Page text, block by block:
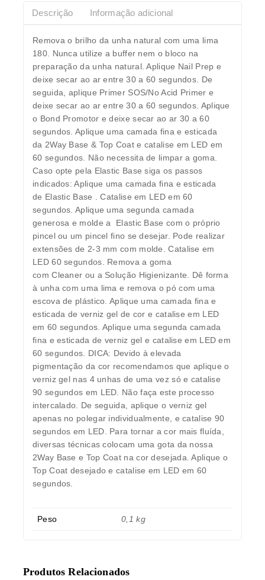
Descrição Informação adicional
Remova o brilho da unha natural com uma lima
180. Nunca utilize a buffer nem o bloco na
preparação da unha natural. Aplique Nail Prep e
deixe secar ao ar entre 30 a 60 segundos. De
seguida, aplique Primer SOS/No Acid Primer e
deixe secar ao ar entre 30 a 60 segundos. Aplique
o Bond Promotor e deixe secar ao ar 30 a 60
segundos. Aplique uma camada fina e esticada
da 2Way Base & Top Coat e catalise em LED em
60 segundos. Não necessita de limpar a goma.
Caso opte pela Elastic Base siga os passos
indicados: Aplique uma camada fina e esticada
de Elastic Base . Catalise em LED em 60
segundos. Aplique uma segunda camada
generosa e molde a Elastic Base com o próprio
pincel ou um pincel fino se desejar. Pode realizar
extensões de 2-3 mm com molde. Catalise em
LED 60 segundos. Remova a goma
com Cleaner ou a Solução Higienizante. Dê forma
à unha com uma lima e remova o pó com uma
escova de plástico. Aplique uma camada fina e
esticada de verniz gel de cor e catalise em LED
em 60 segundos. Aplique uma segunda camada
fina e esticada de verniz gel e catalise em LED em
60 segundos. DICA: Devido à elevada
pigmentação da cor recomendamos que aplique o
verniz gel nas 4 unhas de uma vez só e catalise
90 segundos em LED. Não faça este processo
intercalado. De seguida, aplique o verniz gel
apenas no polegar individualmente, e catalise 90
segundos em LED. Para tornar a cor mais fluída,
diversas técnicas colocam uma gota da nossa
2Way Base e Top Coat na cor desejada. Aplique o
Top Coat desejado e catalise em LED em 60
segundos.
Peso 0,1 kg
Produtos Relacionados